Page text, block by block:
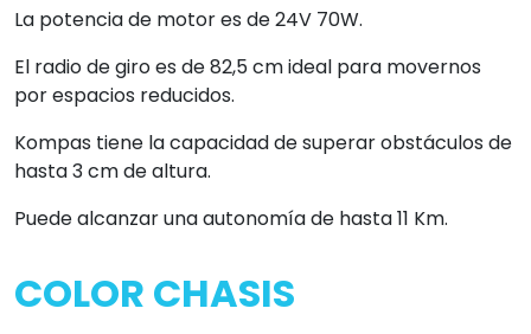
La potencia de motor es de 24V 70W.
El radio de giro es de 82,5 cm ideal para movernos
por espacios reducidos.
Kompas tiene la capacidad de superar obstáculos de
hasta 3 cm de altura.
Puede alcanzar una autonomía de hasta 11 Km.
COLOR CHASIS